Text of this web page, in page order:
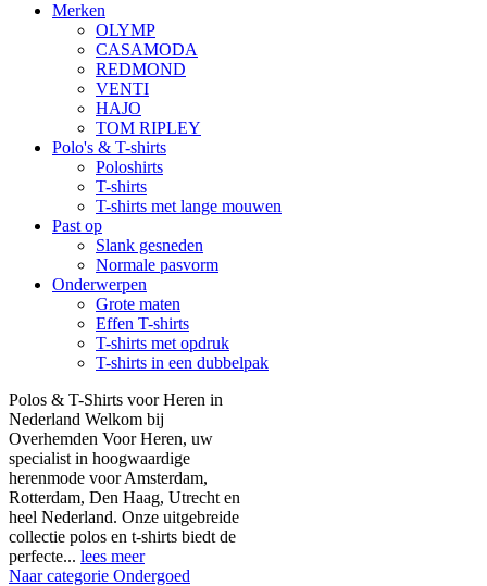
Merken
OLYMP
CASAMODA
REDMOND
VENTI
HAJO
TOM RIPLEY
Polo's & T-shirts
Poloshirts
T-shirts
T-shirts met lange mouwen
Past op
Slank gesneden
Normale pasvorm
Onderwerpen
Grote maten
Effen T-shirts
T-shirts met opdruk
T-shirts in een dubbelpak
Polos & T-Shirts voor Heren in
Nederland Welkom bij
Overhemden Voor Heren, uw
specialist in hoogwaardige
herenmode voor Amsterdam,
Rotterdam, Den Haag, Utrecht en
heel Nederland. Onze uitgebreide
collectie polos en t-shirts biedt de
perfecte... lees meer
Naar categorie Ondergoed